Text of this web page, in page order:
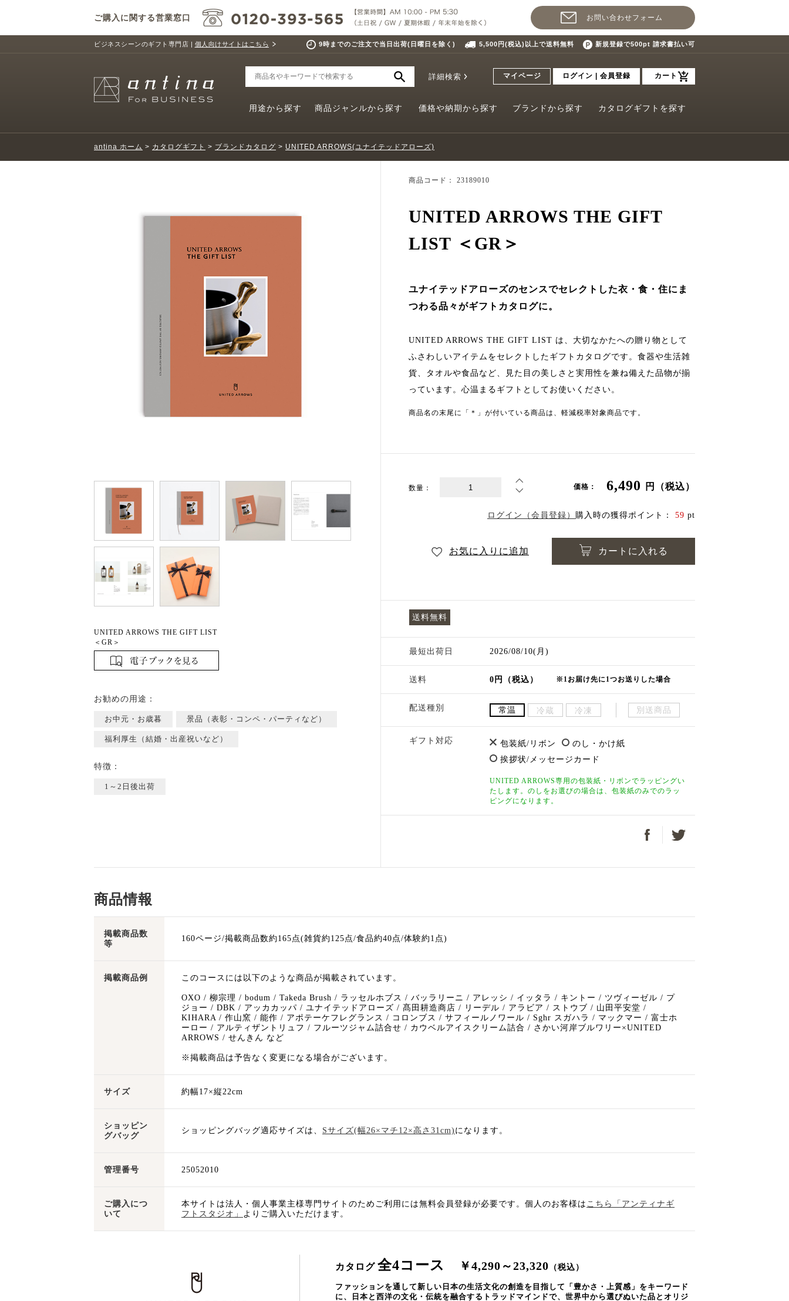
ご購入に関する営業窓口 お問い合わせフォーム
ビジネスシーンのギフト専門店 | 個人向けサイトはこちら 9時までのご注文で当日出荷(日曜日を除く) 5,500円(税込)以上で送料無料 新規登録で500pt 請求書払い可
詳細検索 マイページ ログイン | 会員登録 カート
用途から探す 商品ジャンルから探す 価格や納期から探す ブランドから探す カタログギフトを探す
antina ホーム > カタログギフト > ブランドカタログ > UNITED ARROWS(ユナイテッドアローズ)
UNITED ARROWS THE GIFT LIST
＜GR＞
お勧めの用途：
お中元・お歳暮 景品（表彰・コンペ・パーティなど）
福利厚生（結婚・出産祝いなど）
特徴：
1～2日後出荷
商品コード： 23189010
UNITED ARROWS THE GIFT
LIST ＜GR＞
ユナイテッドアローズのセンスでセレクトした衣・食・住にま
つわる品々がギフトカタログに。
UNITED ARROWS THE GIFT LIST は、大切なかたへの贈り物として
ふさわしいアイテムをセレクトしたギフトカタログです。食器や生活雑
貨、タオルや食品など、見た目の美しさと実用性を兼ね備えた品物が揃
っています。心温まるギフトとしてお使いください。
商品名の末尾に「＊」が付いている商品は、軽減税率対象商品です。
数量： 価格： 6,490 円（税込）
ログイン（会員登録） 購入時の獲得ポイント： 59 pt
お気に入りに追加 カートに入れる
送料無料
最短出荷日 2026/08/10(月)
送料 0円（税込） ※1お届け先に1つお送りした場合
配送種別 常温 冷蔵 冷凍 別送商品
ギフト対応 包装紙/リボン
のし・かけ紙
挨拶状/メッセージカード
UNITED ARROWS専用の包装紙・リボンでラッピングい
たします。のしをお選びの場合は、包装紙のみでのラッ
ピングになります。
商品情報
掲載商品数
等
160ページ/掲載商品数約165点(雑貨約125点/食品約40点/体験約1点)
掲載商品例 このコースには以下のような商品が掲載されています。
OXO / 柳宗理 / bodum / Takeda Brush / ラッセルホブス / バッラリーニ / アレッシ / イッタラ / キントー / ツヴィーゼル / プ
ジョー / DBK / アッカカッパ / ユナイテッドアローズ / 髙田耕造商店 / リーデル / アラビア / ストウブ / 山田平安堂 /
KIHARA / 作山窯 / 能作 / アポテーケフレグランス / コロンブス / サフィールノワール / Sghr スガハラ / マックマー / 富士ホ
ーロー / アルティザントリュフ / フルーツジャム詰合せ / カウベルアイスクリーム詰合 / さかい河岸ブルワリー×UNITED
ARROWS / せんきん など
※掲載商品は予告なく変更になる場合がございます。
サイズ 約幅17×縦22cm
ショッピン
グバッグ
ショッピングバッグ適応サイズは、 Sサイズ(幅26×マチ12×高さ31cm) になります。
管理番号 25052010
ご購入につ
いて
本サイトは法人・個人事業主様専門サイトのためご利用には無料会員登録が必要です。個人のお客様は こちら「アンティナギ
フトスタジオ」 よりご購入いただけます。
カタログ 全4コース ￥4,290～23,320 （税込）
ファッションを通して新しい日本の生活文化の創造を目指して「豊かさ・上質感」をキーワード
に、日本と西洋の文化・伝統を融合するトラッドマインドで、世界中から選びぬいた品とオリジ